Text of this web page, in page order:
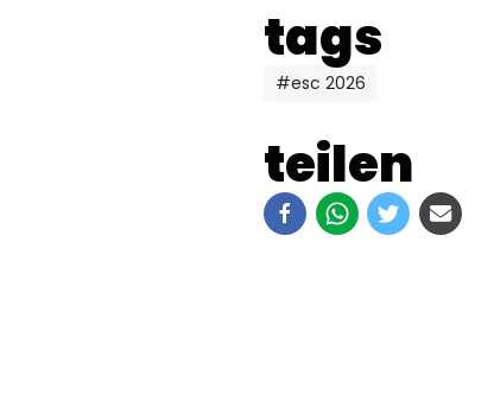
teilen
tags
#esc 2026